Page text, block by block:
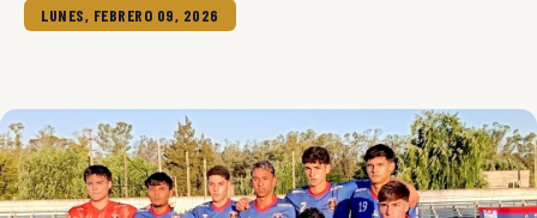
LUNES, FEBRERO 09, 2026